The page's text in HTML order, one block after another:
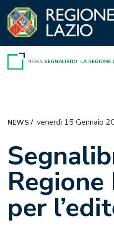
contenuto
NEWS SEGNALIBRO. LA REGIONE
NEWS/ venerdì 15 Gennaio
Regione
per